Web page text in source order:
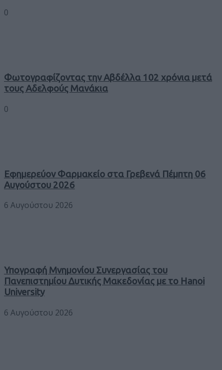
0
Φωτογραφίζοντας την Αβδέλλα 102 χρόνια μετά
τους Αδελφούς Μανάκια
0
Εφημερεύον Φαρμακείο στα Γρεβενά Πέμπτη 06
Αυγούστου 2026
6 Αυγούστου 2026
Υπογραφή Μνημονίου Συνεργασίας του
Πανεπιστημίου Δυτικής Μακεδονίας με το Hanoi
University
6 Αυγούστου 2026